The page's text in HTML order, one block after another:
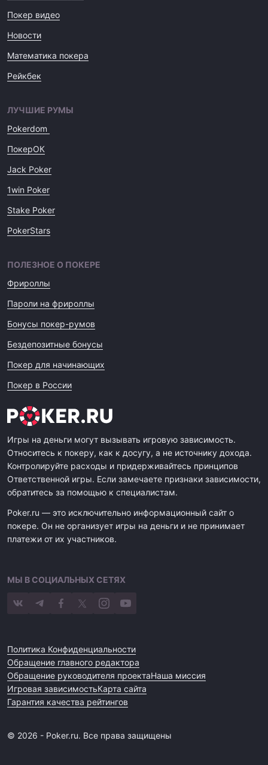
Покер видео
Новости
Математика покера
Рейкбек
ЛУЧШИЕ РУМЫ
Pokerdom
ПокерОК
Jack Poker
1win Poker
Stake Poker
PokerStars
ПОЛЕЗНОЕ О ПОКЕРЕ
Фрироллы
Пароли на фрироллы
Бонусы покер-румов
Бездепозитные бонусы
Покер для начинающих
Покер в России
Игры на деньги могут вызывать игровую зависимость.
Относитесь к покеру, как к досугу, а не источнику дохода.
Контролируйте расходы и придерживайтесь принципов
Ответственной игры. Если замечаете признаки зависимости,
обратитесь за помощью к специалистам.
Poker.ru — это исключительно информационный сайт о
покере. Он не организует игры на деньги и не принимает
платежи от их участников.
МЫ В СОЦИАЛЬНЫХ СЕТЯХ
Политика Конфиденциальности
Обращение главного редактора
Обращение руководителя проектаНаша миссия
Игровая зависимостьКарта сайта
Гарантия качества рейтингов
© 2026 - Poker.ru. Все права защищены